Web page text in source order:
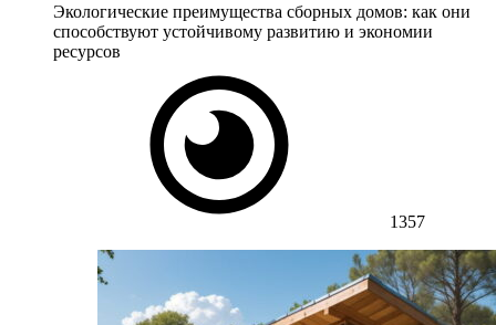
Экологические преимущества сборных домов: как они
способствуют устойчивому развитию и экономии
ресурсов
1357